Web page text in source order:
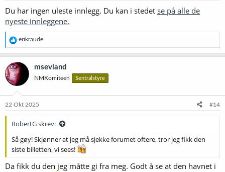
:
Du har ingen uleste innlegg. Du kan i stedet se på alle de
nyeste innleggene.
R
e
a
k
s
j
o
e
erikraude
msevland
NMKomiteen Sentralstyre
22 Okt 2025 #14
RobertG skrev:
Så gøy! Skjønner at jeg må sjekke forumet oftere, tror jeg fikk den
siste billetten, vi sees!
Da fikk du den jeg måtte gi fra meg. Godt å se at den havnet i